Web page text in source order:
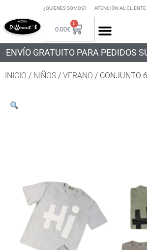
¿QUIENES SOMOS? ATENCIÓN AL CLIENTE
0.00€
0
ENVÍO GRATUITO PARA PEDIDOS
INICIO / NIÑOS / VERANO / CONJUNTO